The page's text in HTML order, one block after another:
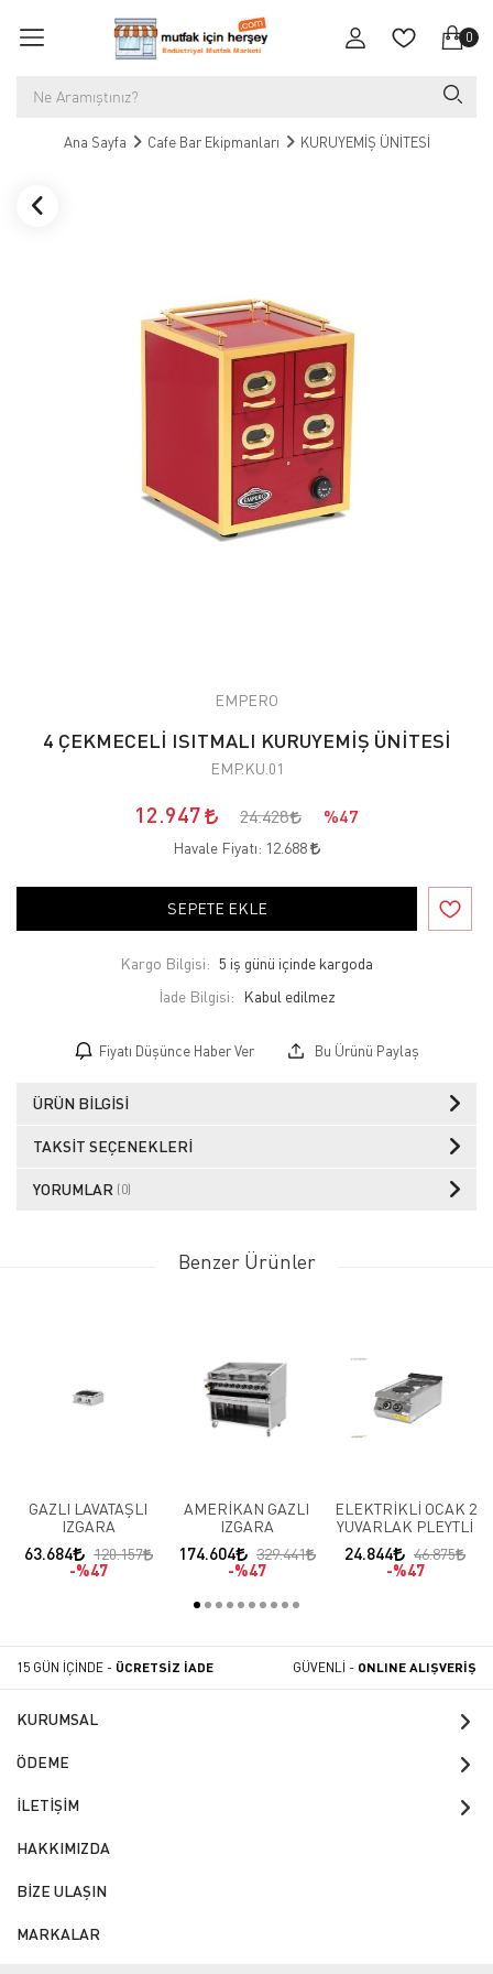
0
Ana Sayfa Cafe Bar Ekipmanları KURUYEMİŞ ÜNİTESİ
EMPERO
4 ÇEKMECELİ ISITMALI KURUYEMİŞ ÜNİTESİ
EMP.KU.01
12.947 24.428 %47
Havale Fiyatı: 12.688
SEPETE EKLE
Kargo Bilgisi: 5 iş günü içinde kargoda
İade Bilgisi:
Fiyatı Düşünce Haber Ver Bu Ürünü Paylaş
ÜRÜN BILGISI
TAKSIT SEÇENEKLERI
YORUMLAR (0)
Benzer Ürünler
GAZLI LAVATAŞLI
IZGARA
63.684
120.157
%47
AMERİKAN GAZLI
IZGARA
174.604
329.441
%47
ELEKTRİKLİ OCAK 2
YUVARLAK PLEYTLİ
24.844
46.875
%47
15 GÜN İÇİNDE - ÜCRETSİZ İADE GÜVENLİ - ONLINE ALIŞVERİŞ
KURUMSAL
ÖDEME
İLETİŞİM
HAKKIMIZDA
BİZE ULAŞIN
MARKALAR